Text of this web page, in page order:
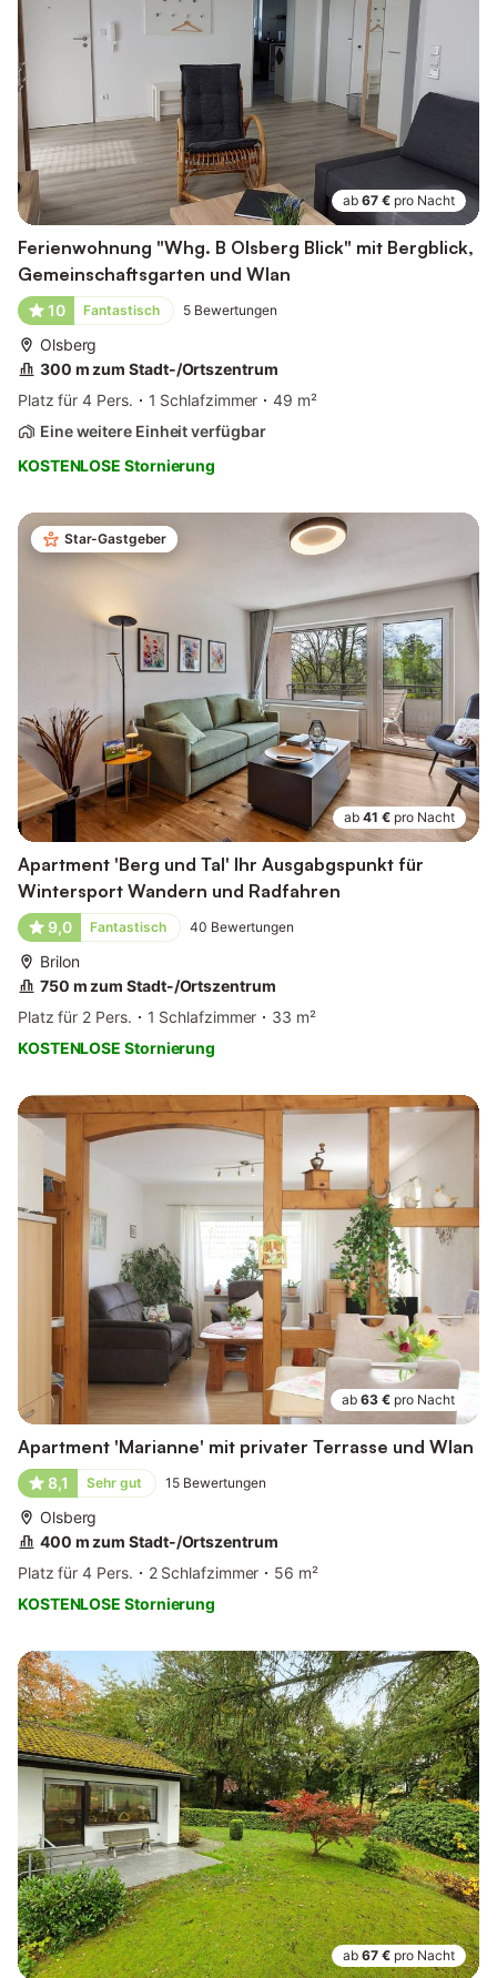
ab 67 € pro Nacht
Ferienwohnung "Whg. B Olsberg Blick" mit Bergblick,
Gemeinschaftsgarten und Wlan
10 Fantastisch 5 Bewertungen
Olsberg
300 m zum Stadt-/Ortszentrum
Platz für 4 Pers.
1 Schlafzimmer
49 m²
Eine weitere Einheit verfügbar
KOSTENLOSE Stornierung
Star-Gastgeber
ab 41 € pro Nacht
Apartment 'Berg und Tal' Ihr Ausgabgspunkt für
Wintersport Wandern und Radfahren
9,0 Fantastisch 40 Bewertungen
Brilon
750 m zum Stadt-/Ortszentrum
Platz für 2 Pers.
1 Schlafzimmer
33 m²
KOSTENLOSE Stornierung
ab 63 € pro Nacht
Apartment 'Marianne' mit privater Terrasse und Wlan
8,1 Sehr gut 15 Bewertungen
Olsberg
400 m zum Stadt-/Ortszentrum
Platz für 4 Pers.
2 Schlafzimmer
56 m²
KOSTENLOSE Stornierung
ab 67 € pro Nacht